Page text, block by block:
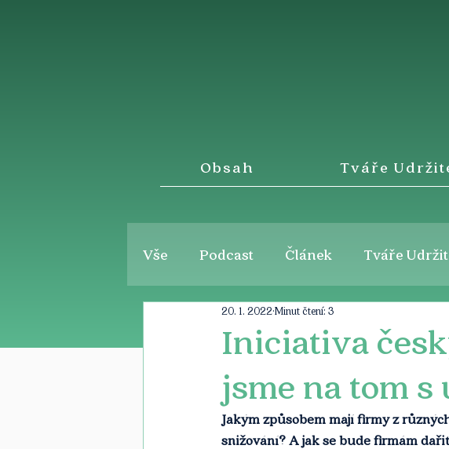
Obsah Tváře
Vše Podcast Článek Tváře
Iniciativa
jsme na tom
20. 1. 2022Minut čtení: 3
Jakým způsobem mají firmy z
snižování? A jak se bude firmám